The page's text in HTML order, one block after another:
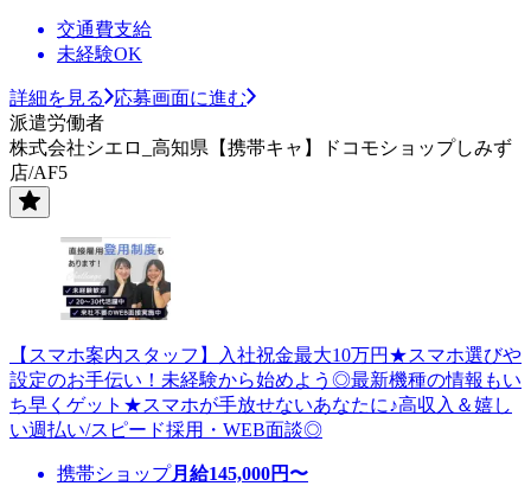
交通費支給
未経験OK
詳細を見る
応募画面に進む
派遣労働者
株式会社シエロ_高知県【携帯キャ】ドコモショップしみず
店/AF5
【スマホ案内スタッフ】入社祝金最大10万円★スマホ選びや
設定のお手伝い！未経験から始めよう◎最新機種の情報もい
ち早くゲット★スマホが手放せないあなたに♪高収入＆嬉し
い週払い/スピード採用・WEB面談◎
携帯ショップ月給145,000円〜